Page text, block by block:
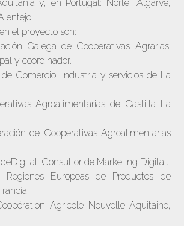
y, en Portugal: Norte, Algarve,
el proyecto son:
Galega de Cooperativas Agrarias.
y coordinador.
Comercio, Industria y servicios de La
Agroalimentarias de Castilla La
de Cooperativas Agroalimentarias
Consultor de Marketing Digital.
Europeas de Productos de
Agricole Nouvelle-Aquitaine,